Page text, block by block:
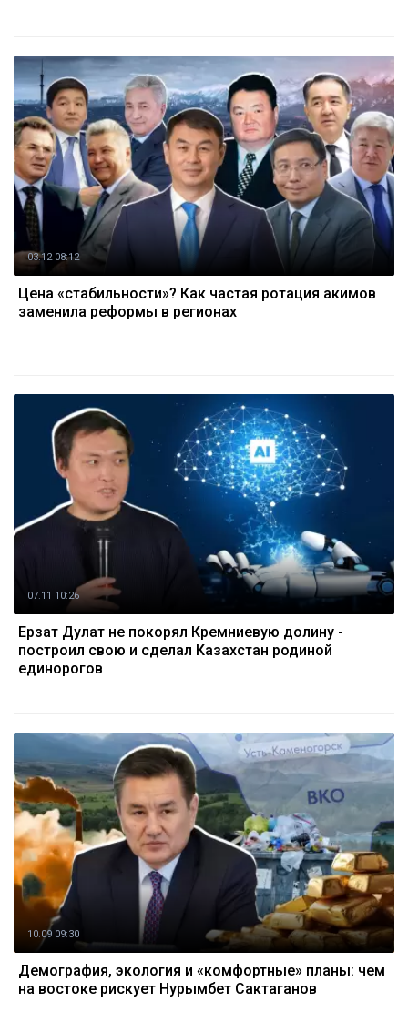
03.12 08:12
Цена «стабильности»? Как частая ротация акимов
заменила реформы в регионах
07.11 10:26
Ерзат Дулат не покорял Кремниевую долину -
построил свою и сделал Казахстан родиной
единорогов
10.09 09:30
Демография, экология и «комфортные» планы: чем
на востоке рискует Нурымбет Сактаганов